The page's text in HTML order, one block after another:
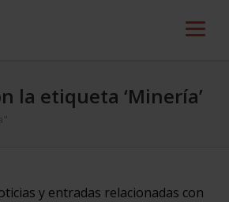
la etiqueta ‘Minería’
y entradas relacionadas con